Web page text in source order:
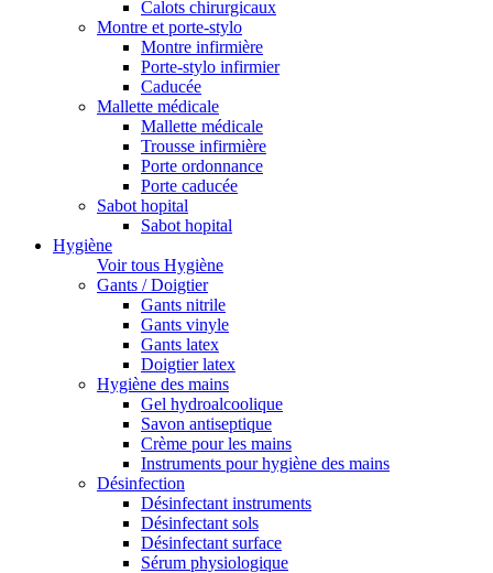
Calots chirurgicaux
Montre et porte-stylo
Montre infirmière
Porte-stylo infirmier
Caducée
Mallette médicale
Mallette médicale
Trousse infirmière
Porte ordonnance
Porte caducée
Sabot hopital
Sabot hopital
Hygiène
Voir tous Hygiène
Gants / Doigtier
Gants nitrile
Gants vinyle
Gants latex
Doigtier latex
Hygiène des mains
Gel hydroalcoolique
Savon antiseptique
Crème pour les mains
Instruments pour hygiène des mains
Désinfection
Désinfectant instruments
Désinfectant sols
Désinfectant surface
Sérum physiologique